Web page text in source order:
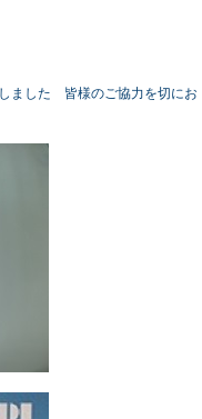
ました 皆様のご協力を切にお